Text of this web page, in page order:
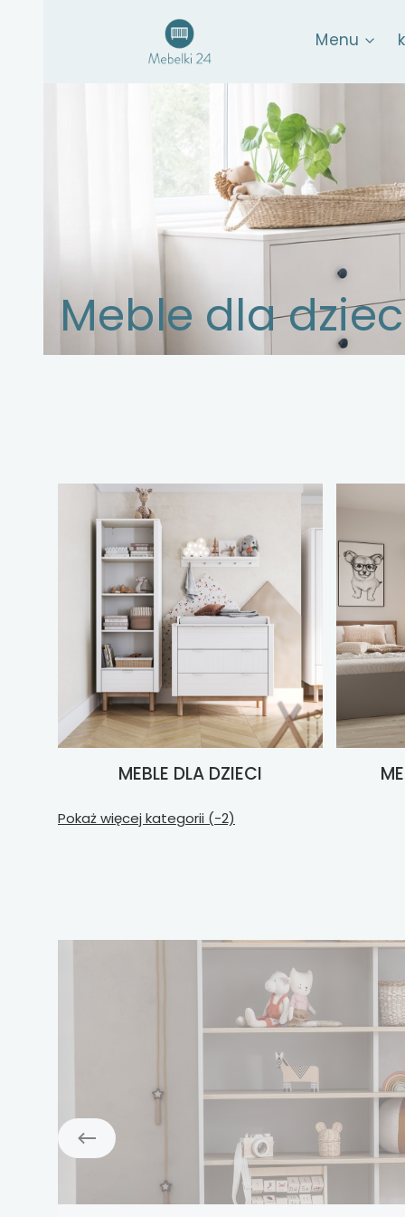
Menu
Meble dla
MEBLE DLA DZIECI
Pokaż więcej kategorii (-2)